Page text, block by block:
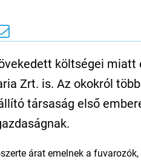
költségei
Zrt. is. Az okokról
társaság első
árat emelnek a